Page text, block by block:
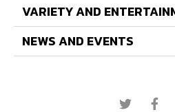
VARIETY AND
NEWS AND EVENTS